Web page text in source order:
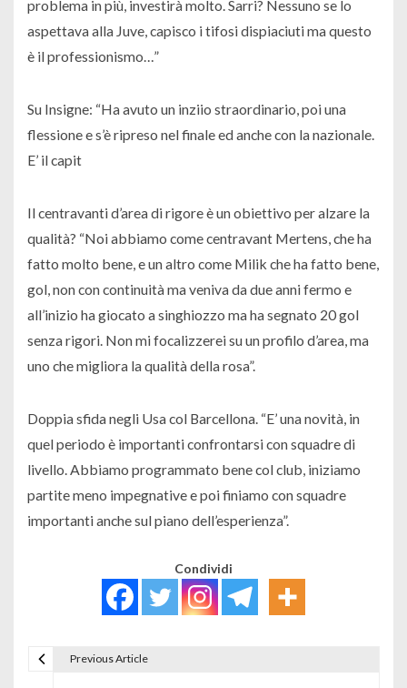
problema in più, investirà molto. Sarri? Nessuno se lo
aspettava alla Juve, capisco i tifosi dispiaciuti ma questo
è il professionismo…”
Su Insigne: “Ha avuto un inziio straordinario, poi una
flessione e s’è ripreso nel finale ed anche con la nazionale.
E’ il capit
Il centravanti d’area di rigore è un obiettivo per alzare la
qualità? “Noi abbiamo come centravant Mertens, che ha
fatto molto bene, e un altro come Milik che ha fatto bene,
gol, non con continuità ma veniva da due anni fermo e
all’inizio ha giocato a singhiozzo ma ha segnato 20 gol
senza rigori. Non mi focalizzerei su un profilo d’area, ma
uno che migliora la qualità della rosa”.
Doppia sfida negli Usa col Barcellona. “E’ una novità, in
quel periodo è importanti confrontarsi con squadre di
livello. Abbiamo programmato bene col club, iniziamo
partite meno impegnative e poi finiamo con squadre
importanti anche sul piano dell’esperienza”.
Condividi
Previous Article